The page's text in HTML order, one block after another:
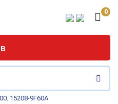
0
, 15208-9F60A